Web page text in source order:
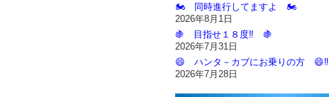
🏍️ 同時進行してますよ 🏍️
2026年8月1日
🍇 目指せ１８度‼️ 🍇
2026年7月31日
😄 ハンタ－カブにお乗りの方 😄‼️
2026年7月28日